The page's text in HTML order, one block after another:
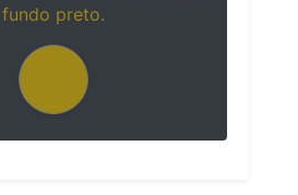
fundo preto.